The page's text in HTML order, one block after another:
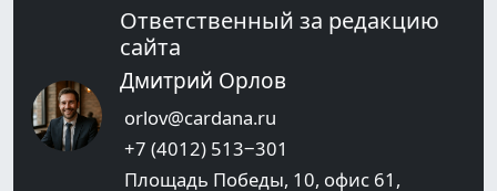
Ответственный за редакцию
сайта
Дмитрий Орлов
orlov@cardana.ru
+7 (4012) 513‒301
Площадь Победы, 10, офис 61,